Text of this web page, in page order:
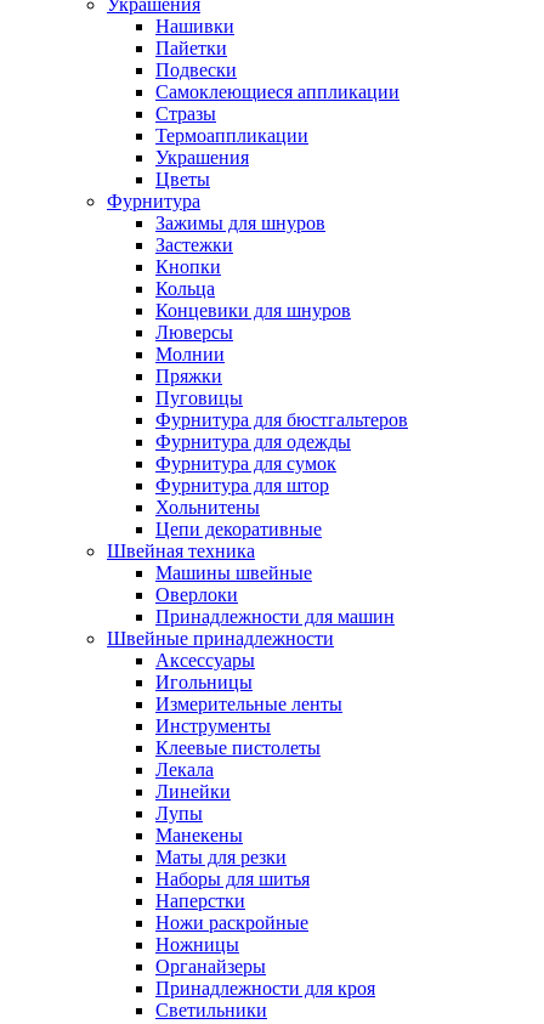
Украшения
Нашивки
Пайетки
Подвески
Самоклеющиеся аппликации
Стразы
Термоаппликации
Украшения
Цветы
Фурнитура
Зажимы для шнуров
Застежки
Кнопки
Кольца
Концевики для шнуров
Люверсы
Молнии
Пряжки
Пуговицы
Фурнитура для бюстгальтеров
Фурнитура для одежды
Фурнитура для сумок
Фурнитура для штор
Хольнитены
Цепи декоративные
Швейная техника
Машины швейные
Оверлоки
Принадлежности для машин
Швейные принадлежности
Аксессуары
Игольницы
Измерительные ленты
Инструменты
Клеевые пистолеты
Лекала
Линейки
Лупы
Манекены
Маты для резки
Наборы для шитья
Наперстки
Ножи раскройные
Ножницы
Органайзеры
Принадлежности для кроя
Светильники